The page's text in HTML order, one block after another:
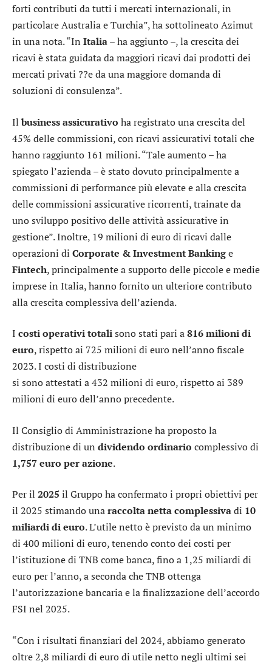
forti contributi da tutti i mercati internazionali, in
particolare Australia e Turchia”, ha sottolineato Azimut
in una nota. “In Italia– ha aggiunto –, la crescita dei
ricavi è stata guidata da maggiori ricavi dai prodotti dei
mercati privati ??e da una maggiore domanda di
soluzioni di consulenza”.
Ilbusinessassicurativo ha registrato una crescita del
45% delle commissioni, con ricavi assicurativi totali che
hanno raggiunto 161 milioni. “Tale aumento – ha
spiegato l’azienda – è stato dovuto principalmente a
commissioni di performance più elevate e alla crescita
delle commissioni assicurative ricorrenti, trainate da
uno sviluppo positivo delle attività assicurative in
gestione”. Inoltre, 19 milioni di euro di ricavi dalle
operazioni di Corporate & Investment Bankinge
Fintech, principalmente a supporto delle piccole e medie
imprese in Italia, hanno fornito un ulteriore contributo
alla crescita complessiva dell’azienda.
I costi operativi totalisono stati pari a816 milioni di
euro, rispetto ai 725 milioni di euro nell’anno fiscale
2023. I costi di distribuzione
si sono attestati a 432 milioni di euro, rispetto ai 389
milioni di euro dell’anno precedente.
Il Consiglio di Amministrazione ha proposto la
distribuzione di un dividendo ordinario complessivo di
1,757 euro per azione.
Per il 2025 il Gruppo ha confermato i propri obiettivi per
il 2025 stimando unaraccolta netta complessivadi 10
miliardi di euro. L’utile netto è previsto da un minimo
di 400 milioni di euro, tenendo conto dei costi per
l’istituzione di TNB come banca, fino a 1,25 miliardi di
euro per l’anno, a seconda che TNB ottenga
l’autorizzazione bancaria e la finalizzazione dell’accordo
FSI nel 2025.
“Con i risultati finanziari del 2024, abbiamo generato
oltre 2,8 miliardi di euro di utile netto negli ultimi sei